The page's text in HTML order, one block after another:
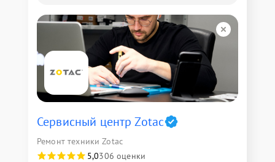
Сервисный центр Zotac
Ремонт техники Zotac
5,0306 оценки